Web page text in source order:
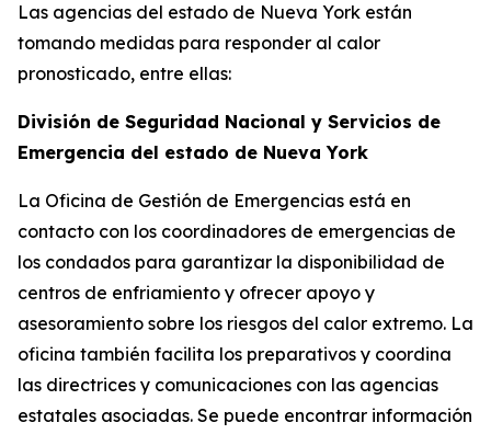
Las agencias del estado de Nueva York están
tomando medidas para responder al calor
pronosticado, entre ellas:
División de Seguridad Nacional y Servicios de
Emergencia del estado de Nueva York
La Oficina de Gestión de Emergencias está en
contacto con los coordinadores de emergencias de
los condados para garantizar la disponibilidad de
centros de enfriamiento y ofrecer apoyo y
asesoramiento sobre los riesgos del calor extremo. La
oficina también facilita los preparativos y coordina
las directrices y comunicaciones con las agencias
estatales asociadas. Se puede encontrar información